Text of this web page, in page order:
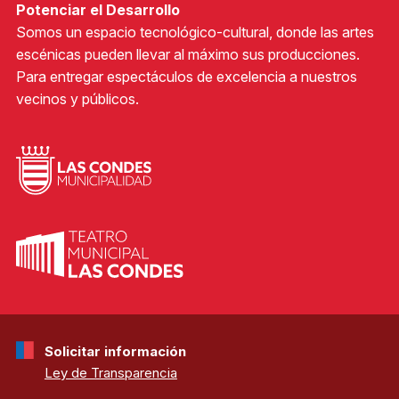
Potenciar el Desarrollo
Somos un espacio tecnológico-cultural, donde las artes
escénicas pueden llevar al máximo sus producciones.
Para entregar espectáculos de excelencia a nuestros
vecinos y públicos.
Solicitar información
Ley de Transparencia